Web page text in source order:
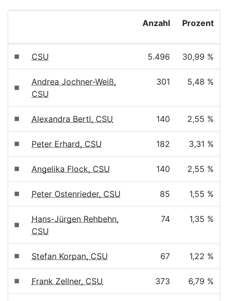
Anzahl Prozent
CSU 5.496 30,99 %
Andrea Jochner-Weiß,
CSU
301 5,48 %
Alexandra Bertl, CSU 140 2,55 %
Peter Erhard, CSU 182 3,31 %
Angelika Flock, CSU 140 2,55 %
Peter Ostenrieder, CSU 85 1,55 %
Hans-Jürgen Rehbehn,
CSU
74 1,35 %
Stefan Korpan, CSU 67 1,22 %
Frank Zellner, CSU 373 6,79 %